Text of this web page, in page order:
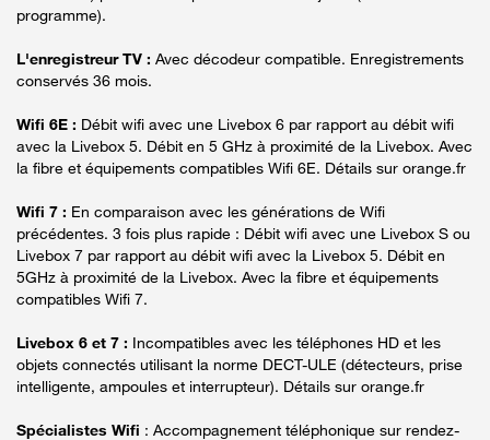
programme).
L'enregistreur TV : Avec décodeur compatible. Enregistrements
conservés 36 mois.
Wifi 6E : Débit wifi avec une Livebox 6 par rapport au débit wifi
avec la Livebox 5. Débit en 5 GHz à proximité de la Livebox. Avec
la fibre et équipements compatibles Wifi 6E. Détails sur orange.fr
Wifi 7 : En comparaison avec les générations de Wifi
précédentes. 3 fois plus rapide : Débit wifi avec une Livebox S ou
Livebox 7 par rapport au débit wifi avec la Livebox 5. Débit en
5GHz à proximité de la Livebox. Avec la fibre et équipements
compatibles Wifi 7.
Livebox 6 et 7 : Incompatibles avec les téléphones HD et les
objets connectés utilisant la norme DECT-ULE (détecteurs, prise
intelligente, ampoules et interrupteur). Détails sur orange.fr
Spécialistes Wifi : Accompagnement téléphonique sur rendez-